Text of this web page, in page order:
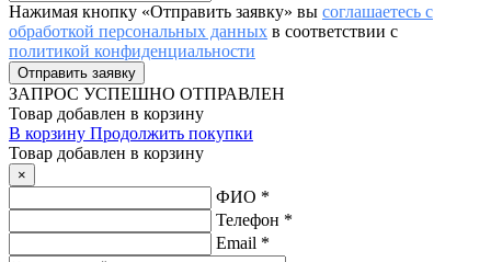
Нажимая кнопку «Отправить заявку» вы соглашаетесь с
обработкой персональных данных в соответствии с
политикой конфиденциальности
ЗАПРОС УСПЕШНО ОТПРАВЛЕН
Товар добавлен в корзину
В корзину Продолжить покупки
Товар добавлен в корзину
×
ФИО *
Телефон *
Email *